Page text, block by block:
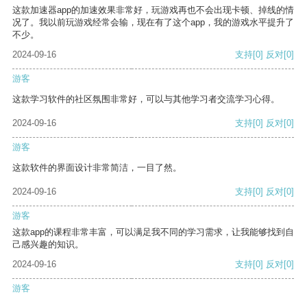
这款加速器app的加速效果非常好，玩游戏再也不会出现卡顿、掉线的情
况了。我以前玩游戏经常会输，现在有了这个app，我的游戏水平提升了
不少。
2024-09-16
支持[0] 反对[0]
游客
这款学习软件的社区氛围非常好，可以与其他学习者交流学习心得。
2024-09-16 支持[0] 反对[0]
游客
这款软件的界面设计非常简洁，一目了然。
2024-09-16 支持[0] 反对[0]
游客
这款app的课程非常丰富，可以满足我不同的学习需求，让我能够找到自
己感兴趣的知识。
2024-09-16
支持[0] 反对[0]
游客